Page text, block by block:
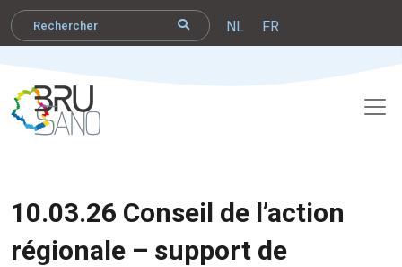
NL FR
10.03.26 Conseil de l’action
régionale – support de